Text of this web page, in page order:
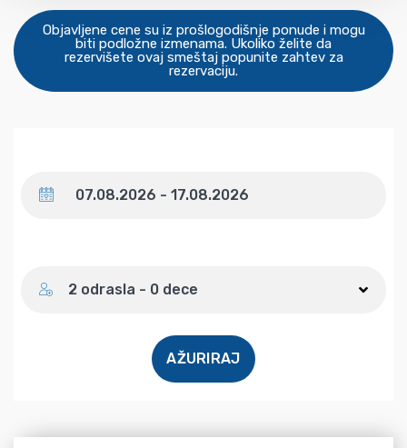
Objavljene cene su iz prošlogodišnje ponude i mogu
biti podložne izmenama. Ukoliko želite da
rezervišete ovaj smeštaj popunite zahtev za
rezervaciju.
2 odrasla - 0 dece
AŽURIRAJ